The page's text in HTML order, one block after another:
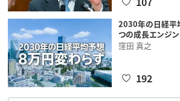
2030年の日経平
つの成長エンジ
窪田 真之
192